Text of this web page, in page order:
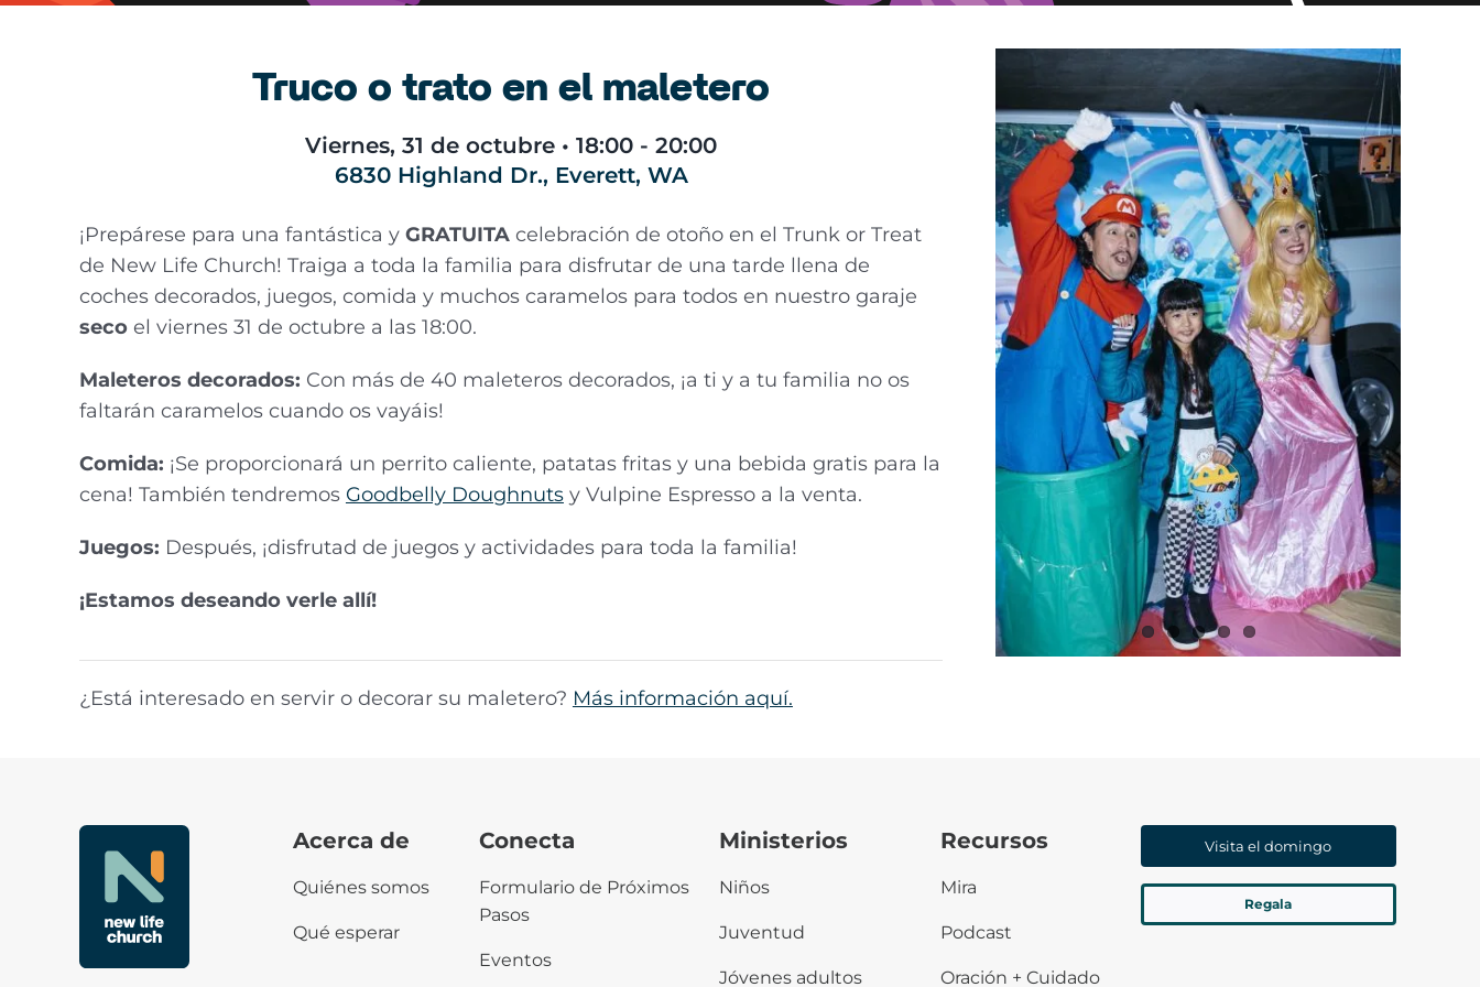
Truco o trato en el maletero
Viernes, 31 de octubre • 18:00 - 20:00
6830 Highland Dr., Everett, WA
¡Prepárese para una fantástica y GRATUITAcelebración de otoño en el Trunk or Treat
de New Life Church! Traiga a toda la familia para disfrutar de una tarde llena de
coches decorados, juegos, comida y muchos caramelos para todos en nuestro garaje
secoel viernes 31 de octubre a las 18:00.
Maleteros decorados: Con más de 40 maleteros decorados, ¡a ti y a tu familia no os
faltarán caramelos cuando os vayáis!
Comida: ¡Se proporcionará un perrito caliente, patatas fritas y una bebida gratis para la
cena! También tendremos Goodbelly Doughnutsy Vulpine Espresso a la venta.
Juegos: Después, ¡disfrutad de juegos y actividades para toda la familia!
¡Estamos deseando verle allí!
¿Está interesado en servir o decorar su maletero? Más información aquí.
Acerca de
Quiénes somos
Qué esperar
Conecta
Formulario de Próximos
Pasos
Eventos
Ministerios
Niños
Juventud
Jóvenes adultos
Recursos
Mira
Podcast
Oración + Cuidado
Visita el domingo
Regala